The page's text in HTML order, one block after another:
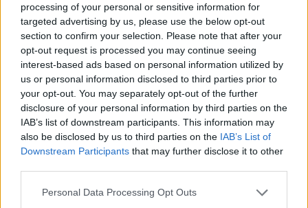
processing of your personal or sensitive information for
targeted advertising by us, please use the below opt-out
section to confirm your selection. Please note that after your
opt-out request is processed you may continue seeing
interest-based ads based on personal information utilized by
us or personal information disclosed to third parties prior to
your opt-out. You may separately opt-out of the further
disclosure of your personal information by third parties on the
IAB’s list of downstream participants. This information may
also be disclosed by us to third parties on the IAB’s List of
Downstream Participants that may further disclose it to other
Please note that this website/app uses one or more Google
Personal Data Processing Opt Outs